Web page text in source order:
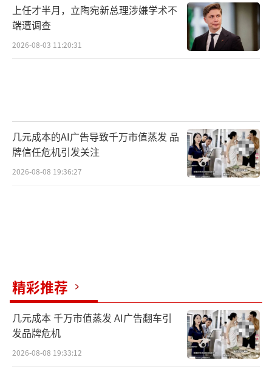
上任才半月，立陶宛新总理涉嫌学术不
端遭调查
2026-08-03 11:20:31
几元成本的AI广告导致千万市值蒸发 品
牌信任危机引发关注
2026-08-08 19:36:27
精彩推荐
几元成本 千万市值蒸发 AI广告翻车引
发品牌危机
2026-08-08 19:33:12